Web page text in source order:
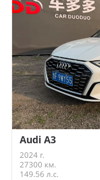
Audi A3
2024 г.
27300 км.
149.56 л.с.